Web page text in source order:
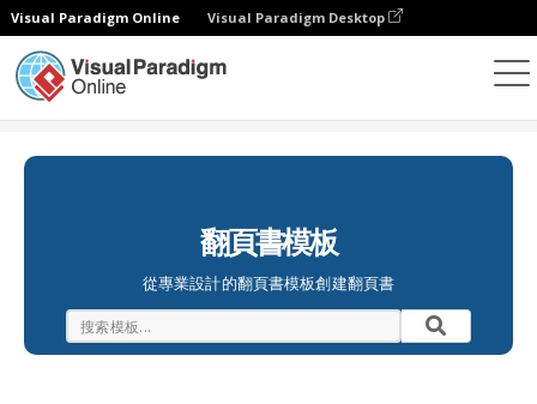
Visual Paradigm Online Visual Paradigm Desktop
翻頁書模板
從專業設計的翻頁書模板創建翻頁書